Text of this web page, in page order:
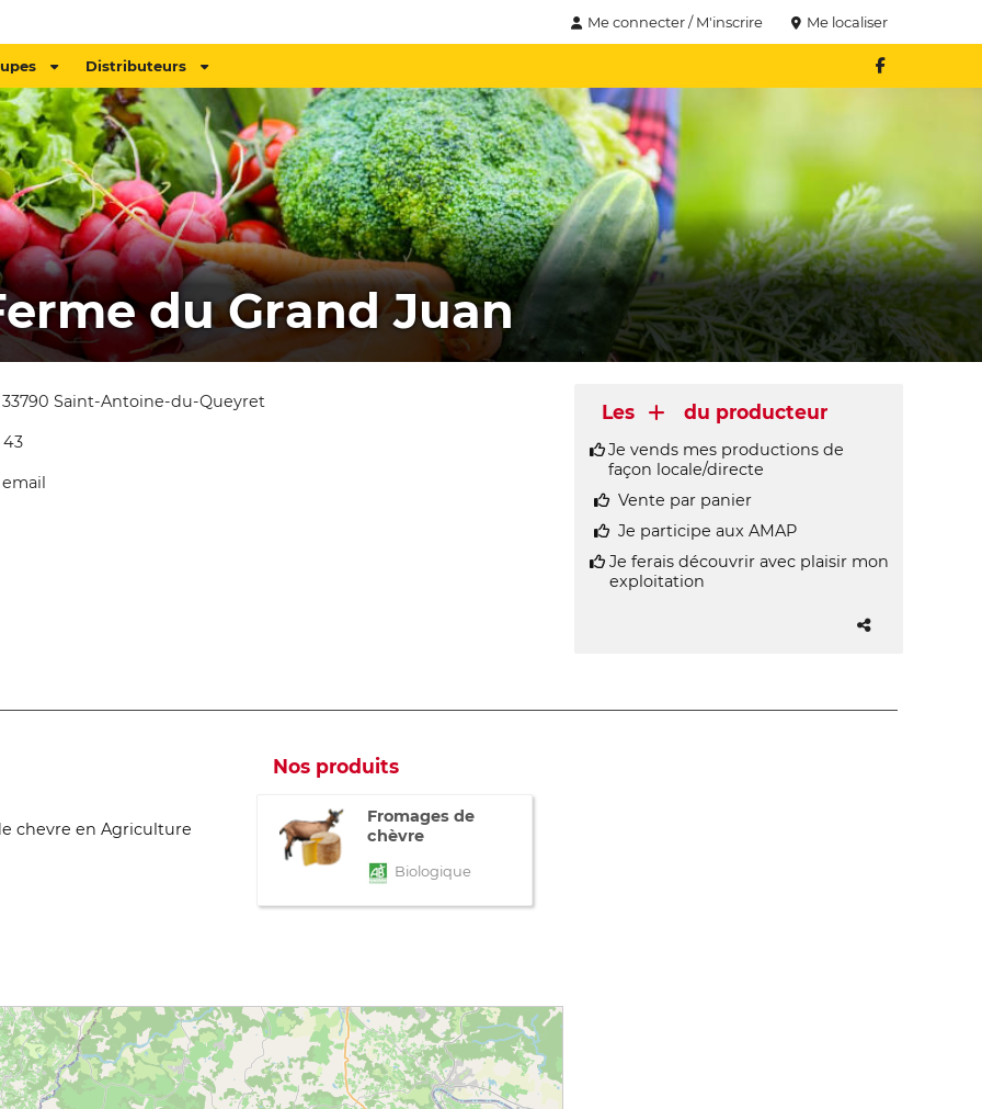
Me connecter / M'inscrire Me localiser
Distributeurs
du Grand Juan
Saint-Antoine-du-Queyret
43
Les du producteur
Je vends mes productions de
façon locale/directe
Vente par panier
Je participe aux AMAP
Je ferais découvrir avec plaisir mon
exploitation
chevre en Agriculture
Nos produits
Fromages de
chèvre
Biologique